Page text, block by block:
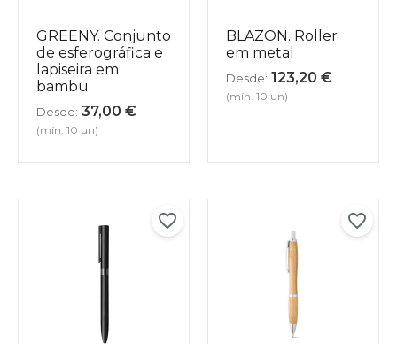
GREENY. Conjunto
de esferográfica e
lapiseira em
bambu
Desde: 37,00 €
(mín. 10 un)
BLAZON. Roller
em metal
Desde: 123,20 €
(mín. 10 un)